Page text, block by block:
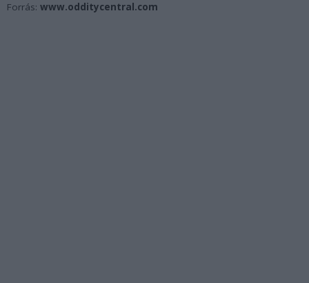
Forrás: www.odditycentral.com